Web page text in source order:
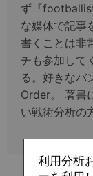
ず『
な媒体で記事
書くことは非
チも参加して
る。好きなバ
Order。 著書
い戦術分析の
利用分析